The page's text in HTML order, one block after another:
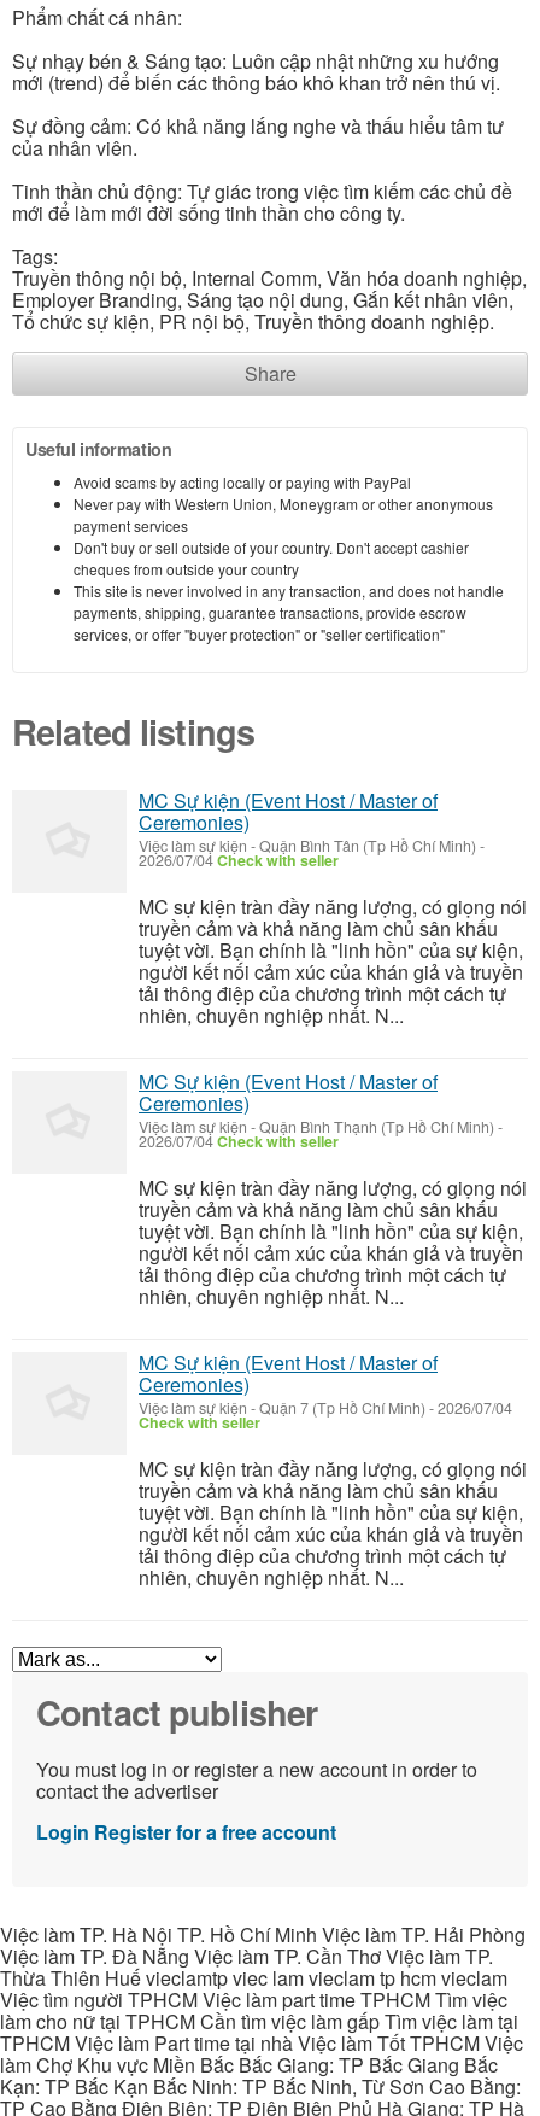
Phẩm chất cá nhân:
Sự nhạy bén & Sáng tạo: Luôn cập nhật những xu hướng
mới (trend) để biến các thông báo khô khan trở nên thú vị.
Sự đồng cảm: Có khả năng lắng nghe và thấu hiểu tâm tư
của nhân viên.
Tinh thần chủ động: Tự giác trong việc tìm kiếm các chủ đề
mới để làm mới đời sống tinh thần cho công ty.
Tags:
Truyền thông nội bộ, Internal Comm, Văn hóa doanh nghiệp,
Employer Branding, Sáng tạo nội dung, Gắn kết nhân viên,
Tổ chức sự kiện, PR nội bộ, Truyền thông doanh nghiệp.
Share
Useful information
Avoid scams by acting locally or paying with PayPal
Never pay with Western Union, Moneygram or other anonymous
payment services
Don't buy or sell outside of your country. Don't accept cashier
cheques from outside your country
This site is never involved in any transaction, and does not handle
payments, shipping, guarantee transactions, provide escrow
services, or offer "buyer protection" or "seller certification"
Related listings
MC Sự kiện (Event Host / Master of
Ceremonies)
Việc làm sự kiện -Quận Bình Tân (Tp Hồ Chí Minh) -
2026/07/04Check with seller
MC sự kiện tràn đầy năng lượng, có giọng nói
truyền cảm và khả năng làm chủ sân khấu
tuyệt vời. Bạn chính là "linh hồn" của sự kiện,
người kết nối cảm xúc của khán giả và truyền
tải thông điệp của chương trình một cách tự
nhiên, chuyên nghiệp nhất. N...
MC Sự kiện (Event Host / Master of
Ceremonies)
Việc làm sự kiện -Quận Bình Thạnh (Tp Hồ Chí Minh) -
2026/07/04Check with seller
MC sự kiện tràn đầy năng lượng, có giọng nói
truyền cảm và khả năng làm chủ sân khấu
tuyệt vời. Bạn chính là "linh hồn" của sự kiện,
người kết nối cảm xúc của khán giả và truyền
tải thông điệp của chương trình một cách tự
nhiên, chuyên nghiệp nhất. N...
MC Sự kiện (Event Host / Master of
Ceremonies)
Việc làm sự kiện -Quận 7 (Tp Hồ Chí Minh) -2026/07/04
Check with seller
MC sự kiện tràn đầy năng lượng, có giọng nói
truyền cảm và khả năng làm chủ sân khấu
tuyệt vời. Bạn chính là "linh hồn" của sự kiện,
người kết nối cảm xúc của khán giả và truyền
tải thông điệp của chương trình một cách tự
nhiên, chuyên nghiệp nhất. N...
Contact publisher
You must log in or register a new account in order to
contact the advertiser
Login Register for a free account
Việc làm TP. Hà Nội TP. Hồ Chí Minh Việc làm TP. Hải Phòng
Việc làm TP. Đà Nẵng Việc làm TP. Cần Thơ Việc làm TP.
Thừa Thiên Huế vieclamtp viec lam vieclam tp hcm vieclam
Việc tìm người TPHCM Việc làm part time TPHCM Tìm việc
làm cho nữ tại TPHCM Cần tìm việc làm gấp Tìm việc làm tại
TPHCM Việc làm Part time tại nhà Việc làm Tốt TPHCM Việc
làm Chợ Khu vực Miền Bắc Bắc Giang: TP Bắc Giang Bắc
Kạn: TP Bắc Kạn Bắc Ninh: TP Bắc Ninh, Từ Sơn Cao Bằng:
TP Cao Bằng Điện Biên: TP Điện Biên Phủ Hà Giang: TP Hà